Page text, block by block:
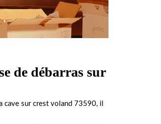
de débarras sur
cave sur crest voland 73590, il